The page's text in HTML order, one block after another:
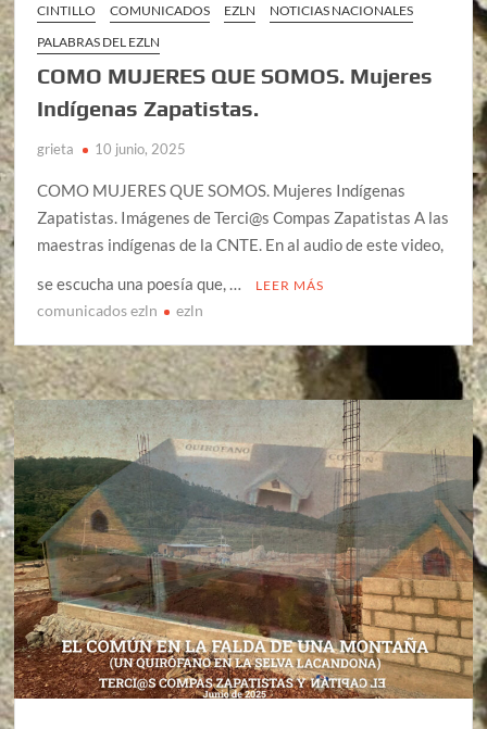
CINTILLO COMUNICADOS EZLN
NOTICIAS NACIONALES
PALABRAS DEL EZLN
COMO MUJERES QUE SOMOS. Mujeres
Indígenas Zapatistas.
grieta 10 junio, 2025
COMO MUJERES QUE SOMOS. Mujeres Indígenas
Zapatistas. Imágenes de Terci@s Compas Zapatistas A las
maestras indígenas de la CNTE. En al audio de este video,
se escucha una poesía que, …
LEER MÁS
comunicados ezln ezln